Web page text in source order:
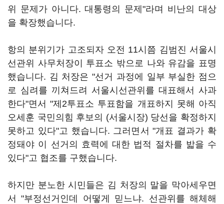
위 문제가 아니다. 대통령의 문제"라며 비난의 대상
을 확장했습니다.
항의 분위기가 고조되자 오전 11시쯤 김범진 서울시
선관위 사무처장이 투표소 밖으로 나와 유감을 표명
했습니다. 김 처장은 "선거 과정에 일부 부실한 점으
로 심려를 끼쳐드려 서울시선관위를 대표해서 사과
한다"면서 "제2투표소 투표함을 개표하지 못해 아직
오세훈 국민의힘 후보의 (서울시장) 당선을 확정하지
못하고 있다"고 했습니다. 그러면서 "개표 결과가 확
정돼야 이 선거의 효력에 대한 법적 절차를 밟을 수
있다"고 협조를 구했습니다.
하지만 분노한 시민들은 김 처장의 말을 막아세우면
서 "부정선거인데 어떻게 믿느냐. 선관위를 해체해